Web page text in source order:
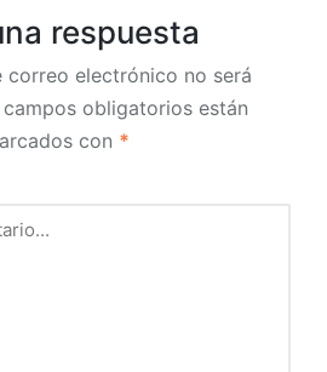
respuesta
correo electrónico no será
campos obligatorios están
con *